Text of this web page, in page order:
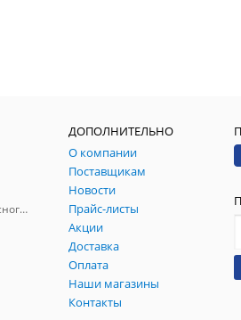
Комплектующие для насосного оборудования
ДОПОЛНИТЕЛЬНО
О компании
Поставщикам
Новости
Прайс-листы
Акции
Доставка
Оплата
Наши магазины
Контакты